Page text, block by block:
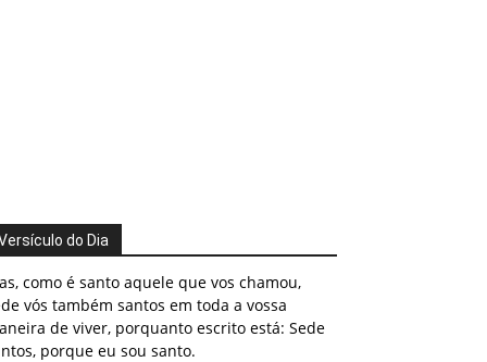
do Dia
como é santo aquele que vos chamou,
vós também santos em toda a vossa
de viver, porquanto escrito está: Sede
porque eu sou santo.